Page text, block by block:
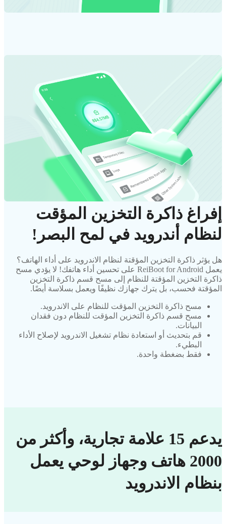
إفراغ ذاكرة التخزين المؤقت
لنظام أندرويد في لمح البصر!
هل يؤثر ذاكرة التخزين المؤقتة لنظام الاندرويد على أداء الهاتف؟
يعمل ReiBoot for Android على تحسين أداء هاتفك! لا يؤدي مسح
ذاكرة التخزين المؤقتة للنظام إلى مسح قسم ذاكرة التخزين
المؤقتة فحسب، بل يترك جهازك نظيفًا ويعمل بسلاسة أيضًا.
مسح ذاكرة التخزين المؤقت للنظام على الاندرويد.
مسح قسم ذاكرة التخزين المؤقت للنظام دون فقدان
البيانات.
قم بتحديث أو استعادة نظام تشغيل الاندرويد لإصلاح الأداء
البطيء.
فقط بضغطة واحدة.
يدعم 15 علامة تجارية، وأكثر من
2000 هاتف وجهاز لوحي يعمل
بنظام الاندرويد